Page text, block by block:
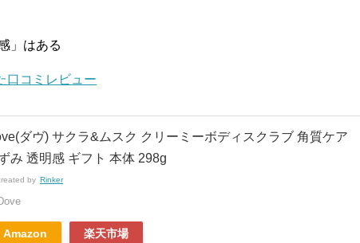
」はある
口コミレビュー
ダヴ) サクラ&ムスク クリーミーボディスクラブ 角質ケア
み 透明感 ギフト 本体 298g
by Rinker
Amazon 楽天市場